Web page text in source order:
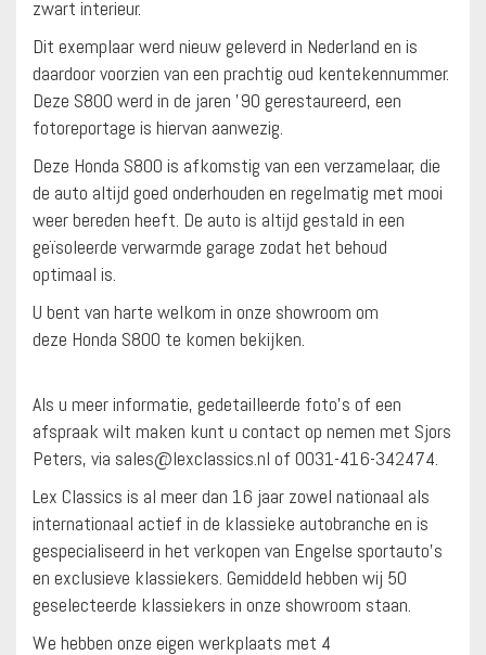
zwart interieur.
Dit exemplaar werd nieuw geleverd in Nederland en is
daardoor voorzien van een prachtig oud kentekennummer.
Deze S800 werd in de jaren ’90 gerestaureerd, een
fotoreportage is hiervan aanwezig.
Deze Honda S800 is afkomstig van een verzamelaar, die
de auto altijd goed onderhouden en regelmatig met mooi
weer bereden heeft. De auto is altijd gestald in een
geïsoleerde verwarmde garage zodat het behoud
optimaal is.
U bent van harte welkom in onze showroom om
deze Honda S800 te komen bekijken.
Als u meer informatie, gedetailleerde foto’s of een
afspraak wilt maken kunt u contact op nemen met Sjors
Peters, via sales@lexclassics.nl of 0031-416-342474.
Lex Classics is al meer dan 16 jaar zowel nationaal als
internationaal actief in de klassieke autobranche en is
gespecialiseerd in het verkopen van Engelse sportauto’s
en exclusieve klassiekers. Gemiddeld hebben wij 50
geselecteerde klassiekers in onze showroom staan.
We hebben onze eigen werkplaats met 4